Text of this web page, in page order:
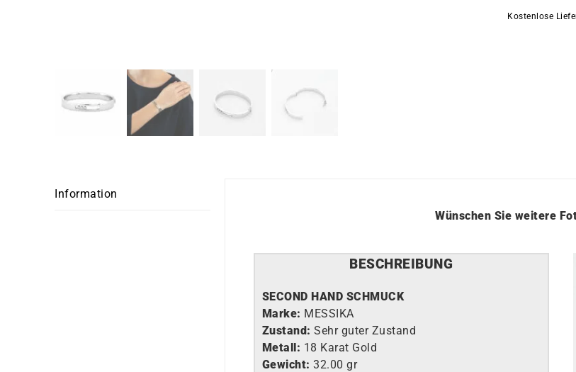
Kostenlose
Information
Wünschen Sie weitere
BESCHREIBUNG
SECOND HAND SCHMUCK
Marke: MESSIKA
Zustand:Sehr guter Zustand
Metall: 18 Karat Gold
Gewicht: 32.00 gr